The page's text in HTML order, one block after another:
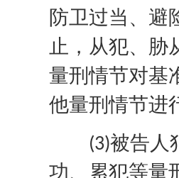
防卫过当、避
止，从犯、胁
量刑情节对基
他量刑情节进
(3)被告人
功、累犯等量